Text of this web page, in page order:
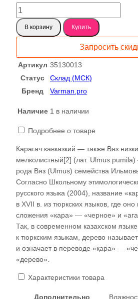
Количество
товара
Карагач
слэб
В корзину Купить
Запросить
Артикул 35130013
Статус
Склад (МСК)
Бренд
Varman.pro
Наличие 1 в наличии
Подробнее о товаре
Карагач кавказкий — также Вяз
мелколистный[2] (лат. Ulmus
рода Вяз (Ulmus) семейства
Согласно Школьному
русского языка (2004), название
в XVII в. из тюркских языков, где оно
сложения «кара» — «черное» и
Так, в современном казахском
к тюркским языкам, дерево
и означает в переводе «қара» —
«дерево».
Характеристики товара
Дополнительно